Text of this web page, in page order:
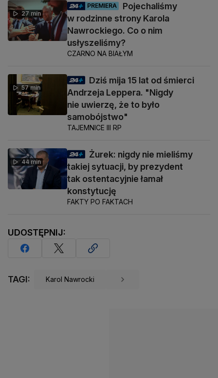
27 min
PREMIERA
Pojechaliśmy
w rodzinne strony Karola
Nawrockiego. Co o nim
usłyszeliśmy?
CZARNO NA BIAŁYM
57 min
Dziś mija 15 lat od śmierci
Andrzeja Leppera. "Nigdy
nie uwierzę, że to było
samobójstwo"
TAJEMNICE III RP
44 min
Żurek: nigdy nie mieliśmy
takiej sytuacji, by prezydent
tak ostentacyjnie łamał
konstytucję
FAKTY PO FAKTACH
UDOSTĘPNIJ:
TAGI: Karol Nawrocki